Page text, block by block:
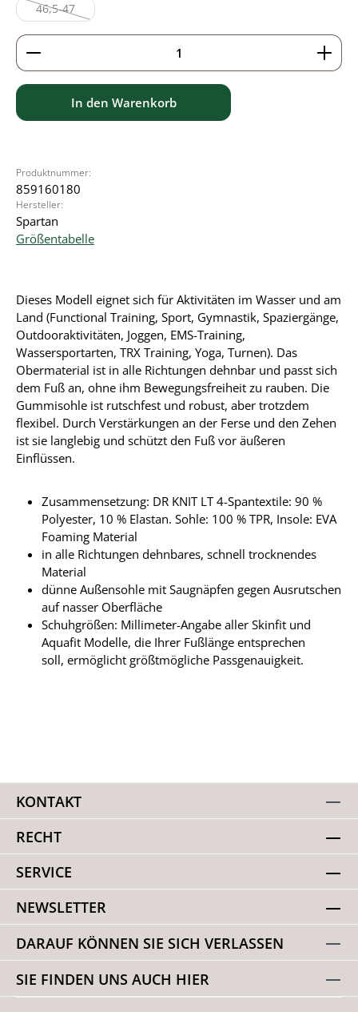
46,5-47
(Diese Option ist zurzeit nicht verfügbar.)
Produkt Anzahl: Gib den gewünschten Wert ein
In den Warenkorb
Produktnummer:
859160180
Hersteller:
Spartan
Größentabelle
Dieses Modell eignet sich für Aktivitäten im Wasser und am
Land (Functional Training, Sport, Gymnastik, Spaziergänge,
Outdooraktivitäten, Joggen, EMS-Training,
Wassersportarten, TRX Training, Yoga, Turnen). Das
Obermaterial ist in alle Richtungen dehnbar und passt sich
dem Fuß an, ohne ihm Bewegungsfreiheit zu rauben. Die
Gummisohle ist rutschfest und robust, aber trotzdem
flexibel. Durch Verstärkungen an der Ferse und den Zehen
ist sie langlebig und schützt den Fuß vor äußeren
Einflüssen.
Zusammensetzung: DR KNIT LT 4-Spantextile: 90 %
Polyester, 10 % Elastan. Sohle: 100 % TPR, Insole: EVA
Foaming Material
in alle Richtungen dehnbares, schnell trocknendes
Material
dünne Außensohle mit Saugnäpfen gegen Ausrutschen
auf nasser Oberfläche
Schuhgrößen: Millimeter-Angabe aller Skinfit und
Aquafit Modelle, die Ihrer Fußlänge entsprechen
soll, ermöglicht größtmögliche Passgenauigkeit.
KONTAKT
RECHT
SERVICE
NEWSLETTER
DARAUF KÖNNEN SIE SICH VERLASSEN
SIE FINDEN UNS AUCH HIER